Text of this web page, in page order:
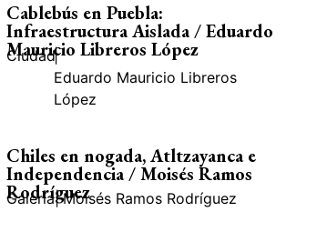
Cablebús en Puebla:
Infraestructura Aislada / Eduardo
Mauricio Libreros López
Ciudad|
Eduardo Mauricio Libreros
López
Chiles en nogada, Atltzayanca e
Independencia / Moisés Ramos
Rodríguez
Galería| Moisés Ramos Rodríguez